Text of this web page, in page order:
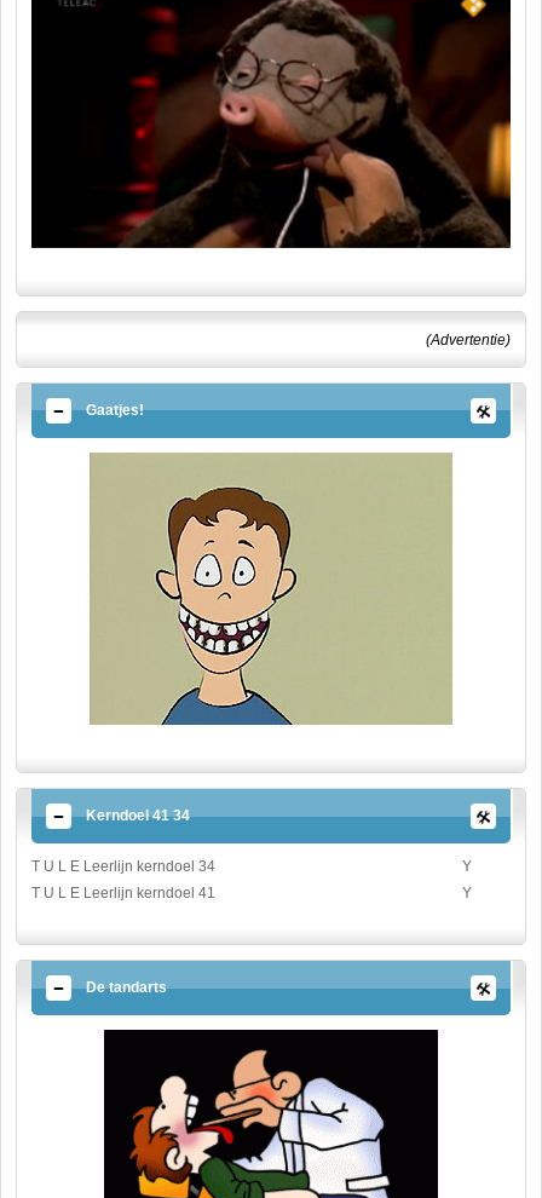
(Advertentie)
Gaatjes!
Kerndoel 41 34
T U L E Leerlijn kerndoel 34
Y
T U L E Leerlijn kerndoel 41
Y
De tandarts